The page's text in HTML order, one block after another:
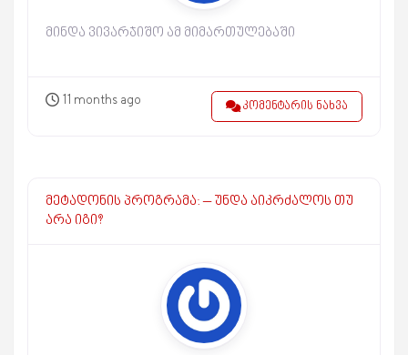
მინდა ვივარჯიშო ამ მიმართულებაში
11 months ago კომენტარის ნახვა
მეტადონის პროგრამა: – უნდა აიკრძალოს თუ
არა იგი?